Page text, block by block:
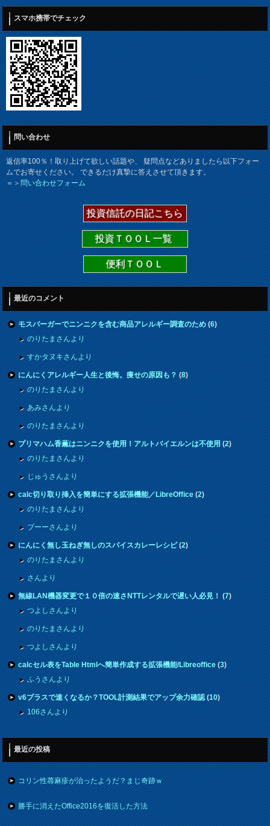
スマホ携帯でチェック
問い合わせ
返信率100％！取り上げて欲しい話題や、 疑問点などありましたら以下フォー
ムでお寄せください。 できるだけ真摯に答えさせて頂きます。
＝＞問い合わせフォーム
投資信託の日記こちら
投資ＴＯＯＬ一覧
便利ＴＯＯＬ
最近のコメント
モスバーガーでニンニクを含む商品アレルギー調査のため(6)
のりたまさんより
すかタヌキさんより
にんにくアレルギー人生と後悔。痩せの原因も？(8)
のりたまさんより
あみさんより
のりたまさんより
プリマハム香薫はニンニクを使用！アルトバイエルンは不使用(2)
のりたまさんより
じゅうさんより
calc切り取り挿入を簡単にする拡張機能／LibreOffice(2)
のりたまさんより
プーーさんより
にんにく無し玉ねぎ無しのスパイスカレーレシピ(2)
のりたまさんより
さんより
無線LAN機器変更で１０倍の速さNTTレンタルで遅い人必見！(7)
つよしさんより
のりたまさんより
つよしさんより
calcセル表をTable Htmlへ簡単作成する拡張機能/Libreoffice(3)
ふうさんより
v6プラスで速くなるか？TOOL計測結果でアップ余力確認(10)
106さんより
最近の投稿
コリン性蕁麻疹が治ったようだ？まじ奇跡ｗ
勝手に消えたOffice2016を復活した方法